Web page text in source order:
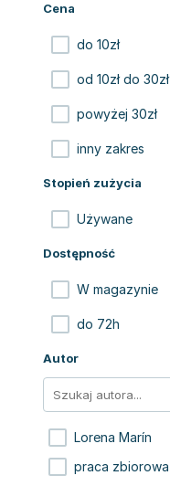
Cena
do 10zł
od 10zł do 30zł
powyżej 30zł
inny zakres
Stopień zużycia
Używane
Dostępność
W magazynie
do 72h
Autor
Lorena Marín
praca zbiorowa